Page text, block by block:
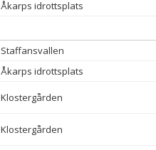
Åkarps idrottsplats
Staffansvallen
Åkarps idrottsplats
Klostergården
Klostergården